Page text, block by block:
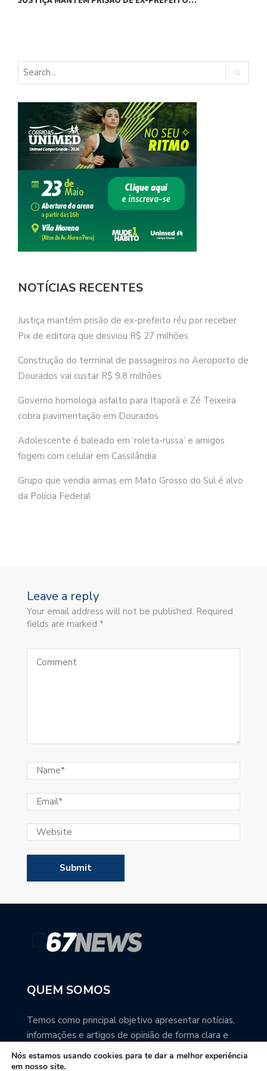
NOTÍCIAS RECENTES
Justiça mantém prisão de ex-prefeito réu por receber
Pix de editora que desviou R$ 27 milhões
Construção do terminal de passageiros no Aeroporto de
Dourados vai custar R$ 9,8 milhões
Governo homologa asfalto para Itaporã e Zé Teixeira
cobra pavimentação em Dourados
Adolescente é baleado em ‘roleta-russa’ e amigos
fogem com celular em Cassilândia
Grupo que vendia armas em Mato Grosso do Sul é alvo
da Polícia Federal
Leave a reply
Your email address will not be published. Required
fields are marked *
QUEM SOMOS
Temos como principal objetivo apresentar notícias,
informações e artigos de opinião de forma clara e
precisa. Você pode ter a total certeza que o
67NEWS é uma excelente fonte de informação
Nós estamos usando cookies para te dar a melhor experiência
em nosso site.